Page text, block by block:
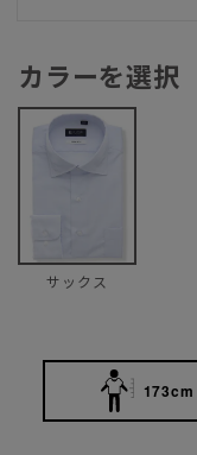
カラーを選択
サックス